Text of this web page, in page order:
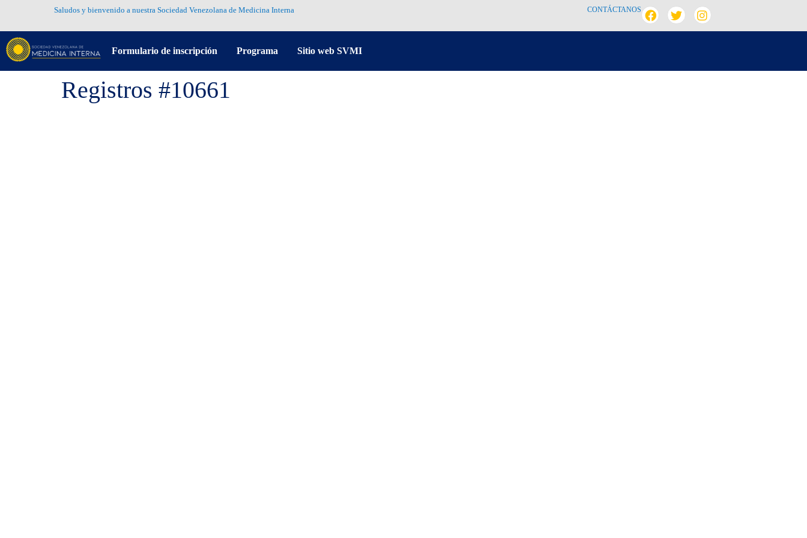
Saludos y bienvenido a nuestra Sociedad Venezolana de Medicina Interna CONTÁCTANOS
Formulario de inscripción Programa Sitio web SVMI
Registros #10661